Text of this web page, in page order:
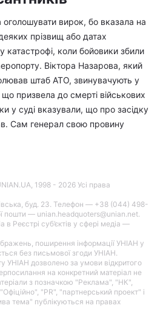
вирок, бо вказала на
прізвищ або датах
катастрофі, коли бойовики збили
Віктора Назарова, який
штаб АТО, звинувачують у
призвела до смерті військових
у суді вказували, що про засідку
Сам генерал свою провину
1998 - 2026 Усі права
буд. 23. Телефон — +38 (044) 498-
пошти — unian.headquoters@unian.net.
в Реєстрі суб’єктів у сфері медіа —
поширення інформації УНІАН у
без письмової згоди УНІАН.
УНІАН дозволено за умови відкритого
на конкретний матеріал не
з позначкою "Реклама", "НК",
"PR", "партнерський проект" і
тема" публікуються на правах